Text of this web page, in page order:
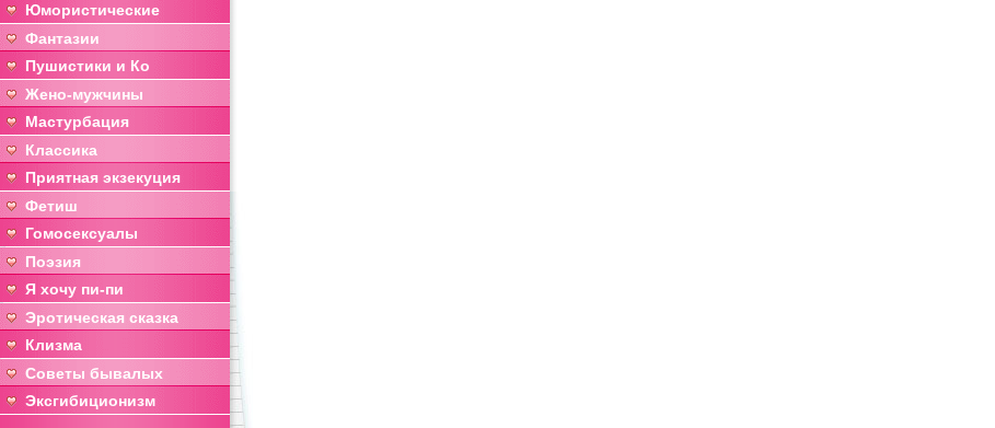
Юмористические
Фантазии
Пушистики и Ко
Жено-мужчины
Мастурбация
Классика
Приятная экзекуция
Фетиш
Гомосексуалы
Поэзия
Я хочу пи-пи
Эротическая сказка
Клизма
Советы бывалых
Эксгибиционизм